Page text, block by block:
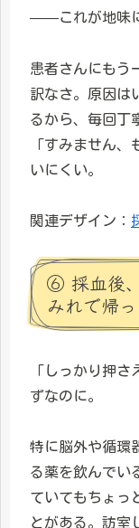
——これが地味
患者さんにもう
訳なさ。原因は
るから、毎回丁
「すみません
いにくい。
関連デザイン：
⑥ 採血後
みれで帰
「しっかり押
ずなのに。
特に脳外や循環
る薬を飲んでい
ていてもちょっ
とがある。訪